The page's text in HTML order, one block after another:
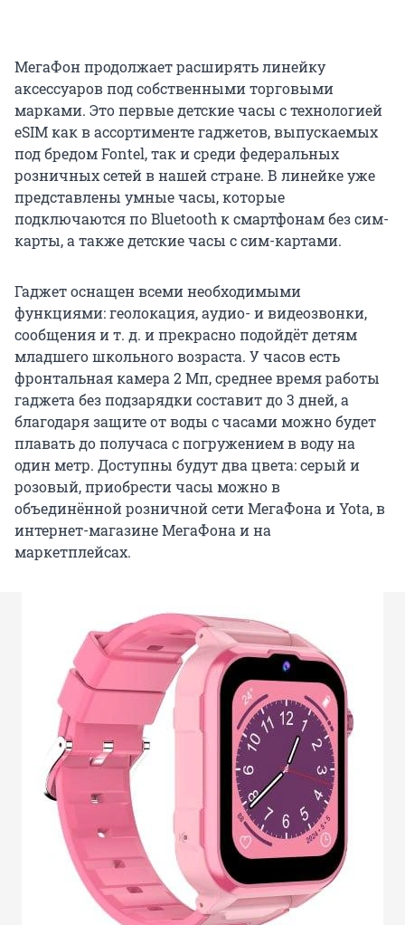
МегаФон продолжает расширять линейку
аксессуаров под собственными торговыми
марками. Это первые детские часы с технологией
eSIM как в ассортименте гаджетов, выпускаемых
под бредом Fontel, так и среди федеральных
розничных сетей в нашей стране. В линейке уже
представлены умные часы, которые
подключаются по Bluetooth к смартфонам без сим-
карты, а также детские часы с сим-картами.
Гаджет оснащен всеми необходимыми
функциями: геолокация, аудио- и видеозвонки,
сообщения и т. д. и прекрасно подойдёт детям
младшего школьного возраста. У часов есть
фронтальная камера 2 Мп, среднее время работы
гаджета без подзарядки составит до 3 дней, а
благодаря защите от воды с часами можно будет
плавать до получаса с погружением в воду на
один метр. Доступны будут два цвета: серый и
розовый, приобрести часы можно в
объединённой розничной сети МегаФона и Yota, в
интернет-магазине МегаФона и на
маркетплейсах.